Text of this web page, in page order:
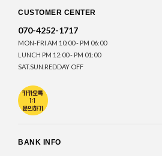
CUSTOMER CENTER
070-4252-1717
MON-FRI AM 10:00 - PM 06:00
LUNCH PM 12:00 - PM 01:00
SAT.SUN.REDDAY OFF
BANK INFO